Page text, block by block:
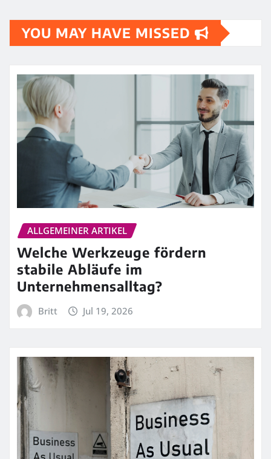
YOU MAY HAVE MISSED
ALLGEMEINER ARTIKEL
Welche Werkzeuge fördern
stabile Abläufe im
Unternehmensalltag?
Britt Jul 19, 2026